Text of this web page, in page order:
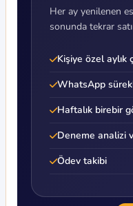
Her ay yenilenen
sonunda tekrar
Kişiye özel aylık
WhatsApp
Haftalık birebir
Deneme analizi
Ödev takibi